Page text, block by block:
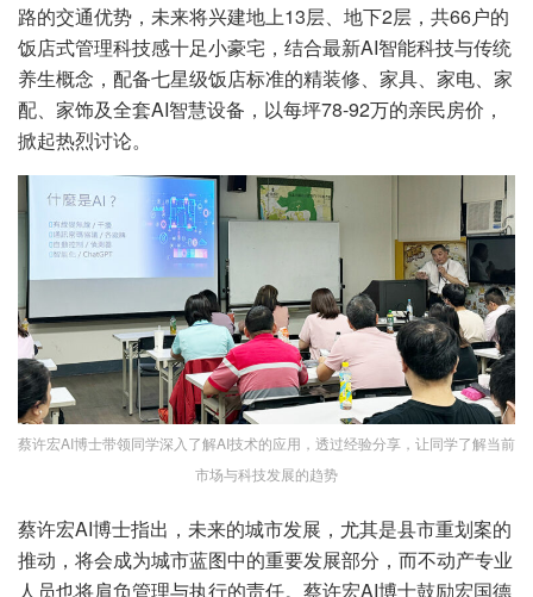
路的交通优势，未来将兴建地上13层、地下2层，共66户的
饭店式管理科技感十足小豪宅，结合最新AI智能科技与传统
养生概念，配备七星级饭店标准的精装修、家具、家电、家
配、家饰及全套AI智慧设备，以每坪78-92万的亲民房价，
掀起热烈讨论。
蔡许宏AI博士带领同学深入了解AI技术的应用，透过经验分享，让同学了解当前
市场与科技发展的趋势
蔡许宏AI博士指出，未来的城市发展，尤其是县市重划案的
推动，将会成为城市蓝图中的重要发展部分，而不动产专业
人员也将肩负管理与执行的责任。蔡许宏AI博士鼓励宏国德